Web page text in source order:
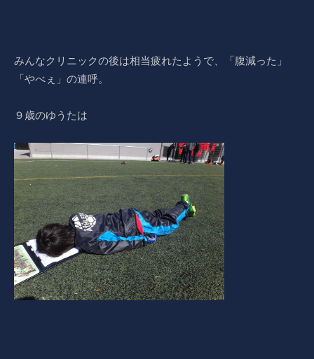
みんなクリニックの後は相当疲れたようで、「腹減った」
「やべぇ」の連呼。
９歳のゆうたは